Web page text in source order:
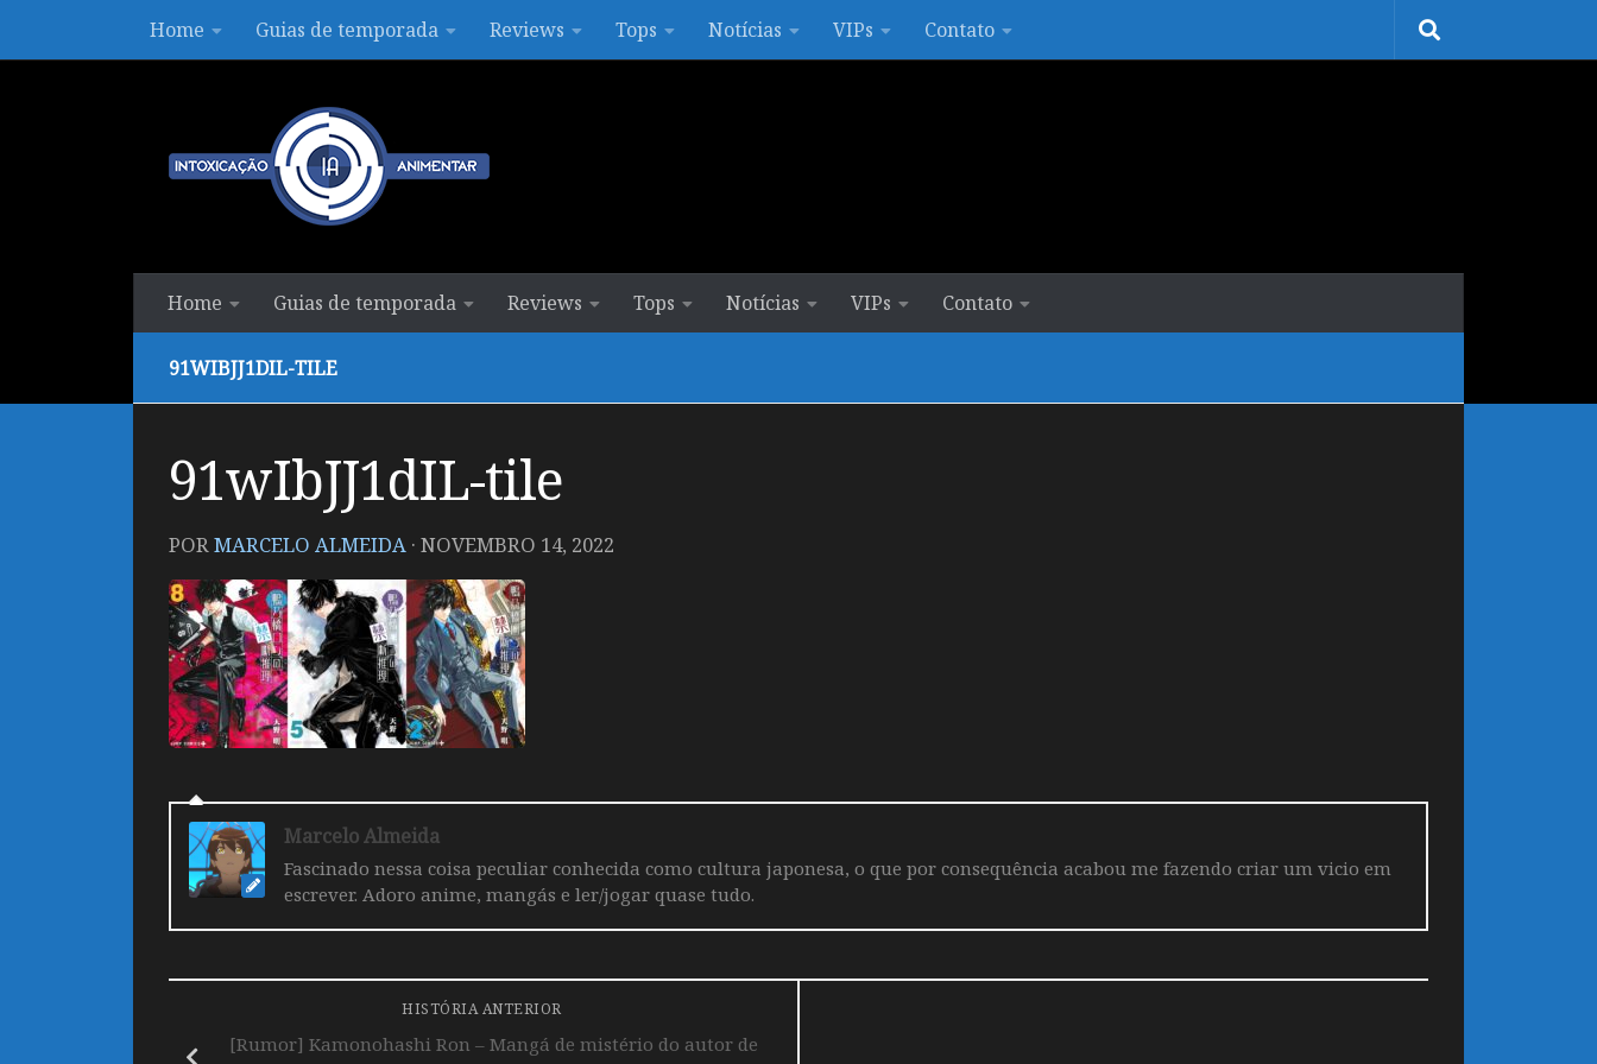
Skip to contentHome Guias de temporada Reviews Tops Notícias VIPs Contato
Home Guias de temporada Reviews Tops Notícias VIPs Contato
91WIBJJ1DIL-TILE
91wIbJJ1dIL-tile
PORMARCELO ALMEIDA · NOVEMBRO 14, 2022
Marcelo Almeida
Fascinado nessa coisa peculiar conhecida como cultura japonesa, o que por consequência acabou me fazendo criar um vicio em
escrever. Adoro anime, mangás e ler/jogar quase tudo.
HISTÓRIA ANTERIOR
[Rumor] Kamonohashi Ron – Mangá de mistério do autor de